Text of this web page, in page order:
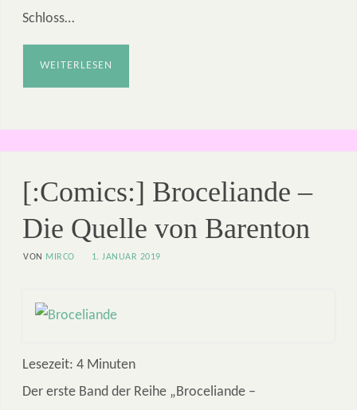
Schloss…
WEITERLESEN
[:Comics:] Broceliande –
Die Quelle von Barenton
VON MIRCO 1. JANUAR 2019
Lesezeit: 4 Minuten
Der erste Band der Reihe „Broceliande –